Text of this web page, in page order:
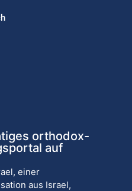
orthodox-
auf
einer
aus Israel,